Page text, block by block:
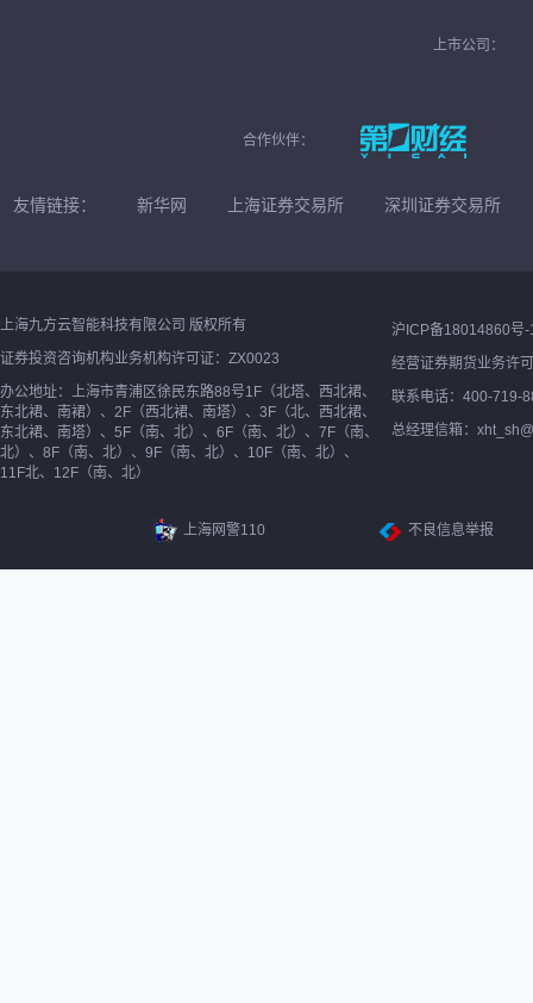
上市公司：
合作伙伴：
友情链接： 新华网 上海证券交易所 深圳证券交易所
上海九方云智能科技有限公司 版权所有
证券投资咨询机构业务机构许可证：ZX0023
办公地址：上海市青浦区徐民东路88号1F（北塔、西北裙、
东北裙、南裙）、2F（西北裙、南塔）、3F（北、西北裙、
东北裙、南塔）、5F（南、北）、6F（南、北）、7F（南、
北）、8F（南、北）、9F（南、北）、10F（南、北）、
11F北、12F（南、北）
沪ICP备18014860号-
经营证券期货业务许
联系电话：400-719-
总经理信箱：
上海网警110 不良信息举报